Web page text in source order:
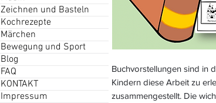
Buchvorstellungen sind in
Kindern diese Arbeit zu
zusammengestellt. Die
Zeichnen und Basteln
Kochrezepte
Märchen
Bewegung und Sport
Blog
FAQ
KONTAKT
Impressum